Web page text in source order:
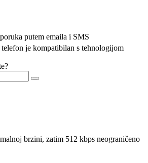
putem emaila i SMS
je kompatibilan s tehnologijom
brzini, zatim 512 kbps neograničeno